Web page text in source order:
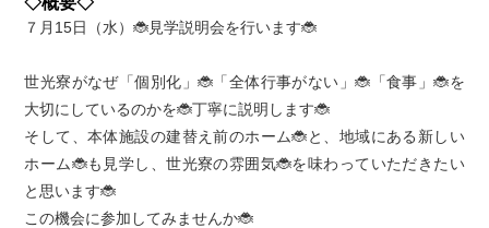
７月15日（水）🐞見学説明会を行います🐞
世光寮がなぜ「個別化」🐞「全体行事がない」🐞「食事」🐞を
大切にしているのかを🐞丁寧に説明します🐞
そして、本体施設の建替え前のホーム🐞と、地域にある新しい
ホーム🐞も見学し、世光寮の雰囲気🐞を味わっていただきたい
と思います🐞
この機会に参加してみませんか🐞